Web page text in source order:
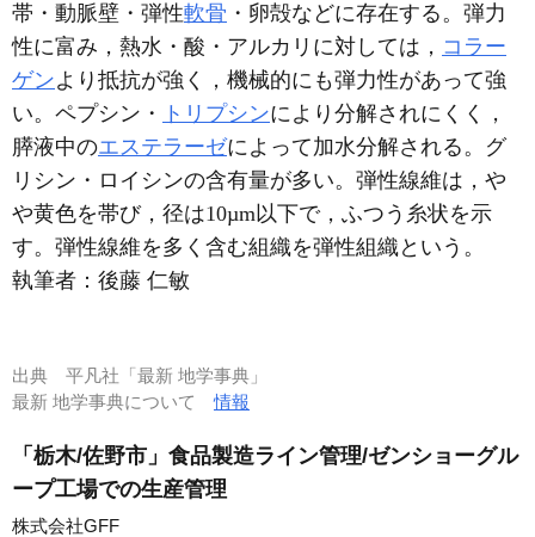
帯・動脈壁・弾性軟骨 ・卵殻などに存在する。弾力
性に富み，熱水・酸・アルカリに対しては， コラー
ゲンより抵抗が強く，機械的にも弾力性があって強
い。ペプシン・
トリプシンにより分解されにくく，
膵液中のエステラーゼによって加水分解される。グ
リシン・ロイシンの含有量が多い。弾性線維は，や
や黄色を帯び，径は10µm以下で，ふつう糸状を示
す。弾性線維を多く含む組織を弾性組織という。
執筆者： 後藤 仁敏
出典 平凡社「最新 地学事典」
最新 地学事典について情報
「栃木/佐野市」食品製造ライン管理/ゼンショーグル
ープ工場での生産管理
株式会社GFF